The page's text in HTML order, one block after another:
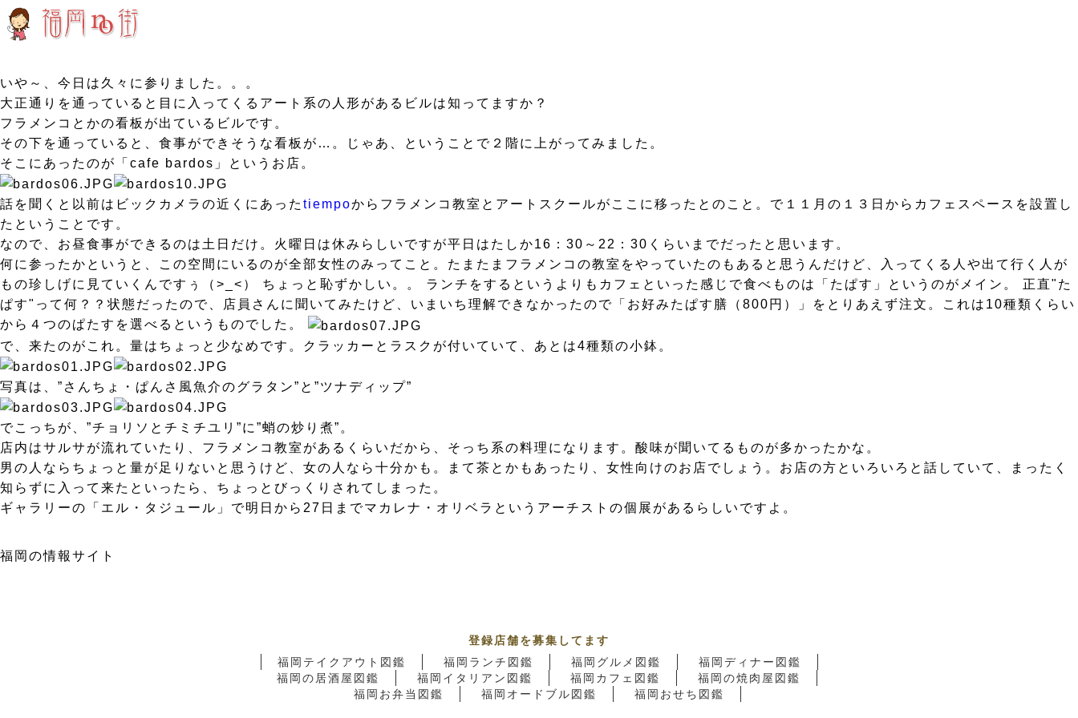
いや～、今日は久々に参りました。。。
大正通りを通っていると目に入ってくるアート系の人形があるビルは知ってますか？
フラメンコとかの看板が出ているビルです。
その下を通っていると、食事ができそうな看板が…。じゃあ、ということで２階に上がってみました。
そこにあったのが「cafe bardos」というお店。
話を聞くと以前はビックカメラの近くにあった tiempoからフラメンコ教室とアートスクールがここに移ったとのこと。で１１月の１３日からカフェスペースを設置し
たということです。
なので、お昼食事ができるのは土日だけ。火曜日は休みらしいですが平日はたしか16：30～22：30くらいまでだったと思います。
何に参ったかというと、この空間にいるのが全部女性のみってこと。たまたまフラメンコの教室をやっていたのもあると思うんだけど、入ってくる人や出て行く人が
もの珍しげに見ていくんですぅ（>_<） ちょっと恥ずかしい。。 ランチをするというよりもカフェといった感じで食べものは「たぱす」というのがメイン。 正直"た
ぱす"って何？？状態だったので、店員さんに聞いてみたけど、いまいち理解できなかったので「お好みたぱす膳（800円）」をとりあえず注文。これは10種類くらい
から４つのぱたすを選べるというものでした。
で、来たのがこれ。量はちょっと少なめです。クラッカーとラスクが付いていて、あとは4種類の小鉢。
写真は、”さんちょ・ぱんさ風魚介のグラタン”と”ツナディップ”
でこっちが、”チョリソとチミチユリ”に”蛸の炒り煮”。
店内はサルサが流れていたり、フラメンコ教室があるくらいだから、そっち系の料理になります。酸味が聞いてるものが多かったかな。
男の人ならちょっと量が足りないと思うけど、女の人なら十分かも。まて茶とかもあったり、女性向けのお店でしょう。お店の方といろいろと話していて、まったく
知らずに入って来たといったら、ちょっとびっくりされてしまった。
ギャラリーの「エル・タジュール」で明日から27日までマカレナ・オリベラというアーチストの個展があるらしいですよ。
福岡の情報サイト
登録店舗を募集してます
福岡テイクアウト図鑑
福岡ランチ図鑑 福岡グルメ図鑑
福岡ディナー図鑑
福岡の居酒屋図鑑
福岡イタリアン図鑑 福岡カフェ図鑑
福岡の焼肉屋図鑑
福岡お弁当図鑑
福岡オードブル図鑑 福岡おせち図鑑